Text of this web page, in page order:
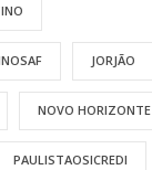
JORJÃO
NOVO HORIZONTE
PAULISTAOSICREDI